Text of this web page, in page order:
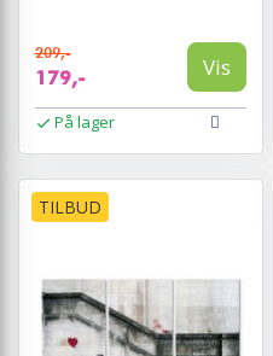
209,-
179,- Vis
På lager
TILBUD